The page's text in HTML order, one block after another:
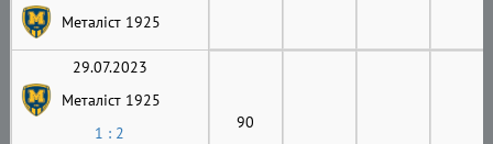
Металіст 1925
29.07.2023
Металіст 1925
1 : 2
90